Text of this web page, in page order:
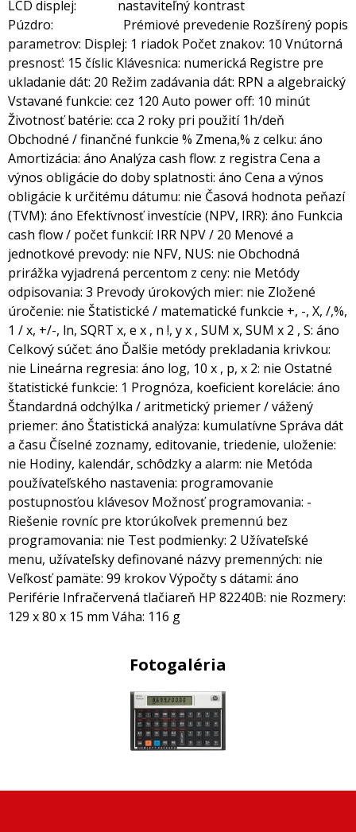
LCD displej: nastaviteľný kontrast
Púzdro: Prémiové prevedenie Rozšírený popis
parametrov: Displej: 1 riadok Počet znakov: 10 Vnútorná
presnosť: 15 číslic Klávesnica: numerická Registre pre
ukladanie dát: 20 Režim zadávania dát: RPN a algebraický
Vstavané funkcie: cez 120 Auto power off: 10 minút
Životnosť batérie: cca 2 roky pri použití 1h/deň
Obchodné / finančné funkcie % Zmena,% z celku: áno
Amortizácia: áno Analýza cash flow: z registra Cena a
výnos obligácie do doby splatnosti: áno Cena a výnos
obligácie k určitému dátumu: nie Časová hodnota peňazí
(TVM): áno Efektívnosť investície (NPV, IRR): áno Funkcia
cash flow / počet funkcií: IRR NPV / 20 Menové a
jednotkové prevody: nie NFV, NUS: nie Obchodná
prirážka vyjadrená percentom z ceny: nie Metódy
odpisovania: 3 Prevody úrokových mier: nie Zložené
úročenie: nie Štatistické / matematické funkcie +, -, X, /,%,
1 / x, +/-, ln, SQRT x, e x , n !, y x , SUM x, SUM x 2 , S: áno
Celkový súčet: áno Ďalšie metódy prekladania krivkou:
nie Lineárna regresia: áno log, 10 x , p, x 2: nie Ostatné
štatistické funkcie: 1 Prognóza, koeficient korelácie: áno
Štandardná odchýlka / aritmetický priemer / vážený
priemer: áno Štatistická analýza: kumulatívne Správa dát
a času Číselné zoznamy, editovanie, triedenie, uloženie:
nie Hodiny, kalendár, schôdzky a alarm: nie Metóda
používateľského nastavenia: programovanie
postupnosťou klávesov Možnosť programovania: -
Riešenie rovníc pre ktorúkoľvek premennú bez
programovania: nie Test podmienky: 2 Užívateľské
menu, užívateľsky definované názvy premenných: nie
Veľkosť pamäte: 99 krokov Výpočty s dátami: áno
Periférie Infračervená tlačiareň HP 82240B: nie Rozmery:
129 x 80 x 15 mm Váha: 116 g
Fotogaléria